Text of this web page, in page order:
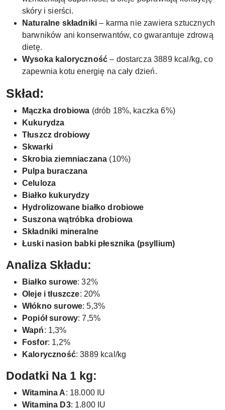
skóry i sierści.
Naturalne składniki – karma nie zawiera sztucznych
barwników ani konserwantów, co gwarantuje zdrową
dietę.
Wysoka kaloryczność – dostarcza 3889 kcal/kg, co
zapewnia kotu energię na cały dzień.
Skład:
Mączka drobiowa (drób 18%, kaczka 6%)
Kukurydza
Tłuszcz drobiowy
Skwarki
Skrobia ziemniaczana (10%)
Pulpa buraczana
Celuloza
Białko kukurydzy
Hydrolizowane białko drobiowe
Suszona wątróbka drobiowa
Składniki mineralne
Łuski nasion babki płesznika (psyllium)
Analiza Składu:
Białko surowe: 32%
Oleje i tłuszcze: 20%
Włókno surowe: 5,3%
Popiół surowy: 7,5%
Wapń: 1,3%
Fosfor: 1,2%
Kaloryczność: 3889 kcal/kg
Dodatki Na 1 kg:
Witamina A: 18.000 IU
Witamina D3: 1.800 IU